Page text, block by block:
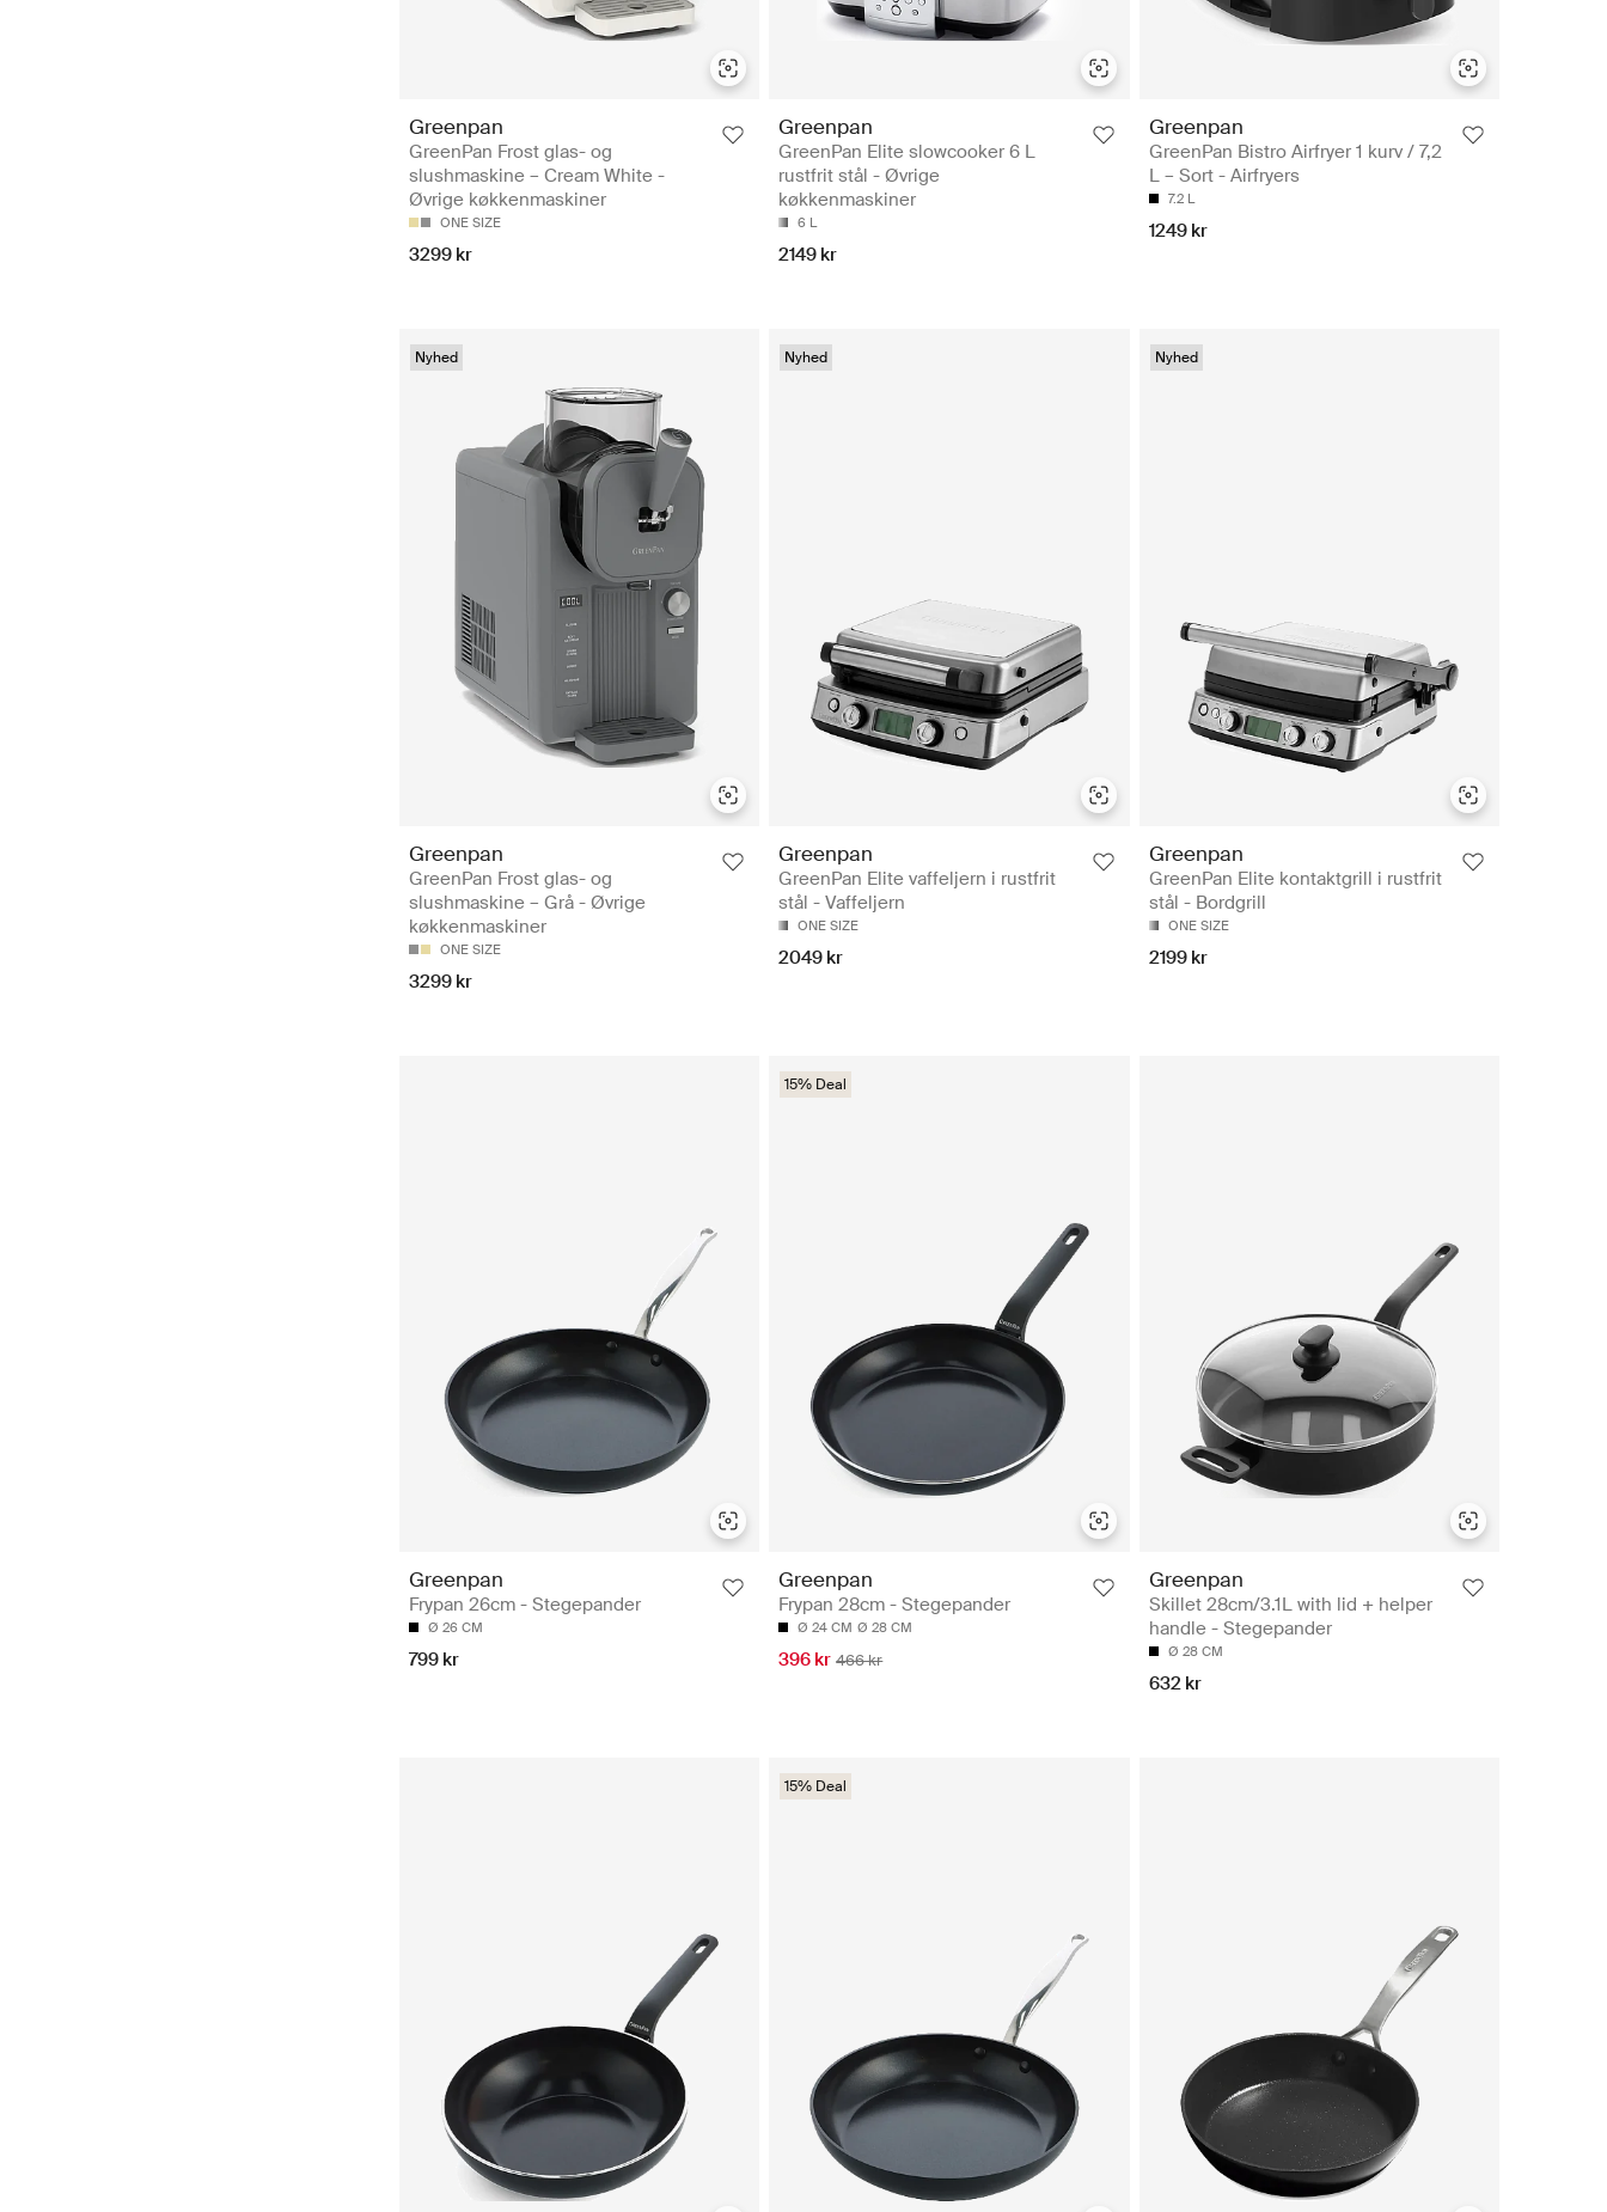
Greenpan
GreenPan Frost glas- og
slushmaskine – Cream White -
Øvrige køkkenmaskiner
ONE SIZE
3299 kr
Greenpan
GreenPan Elite slowcooker 6 L
rustfrit stål - Øvrige
køkkenmaskiner
6 L
2149 kr
Greenpan
GreenPan Bistro Airfryer 1 kurv / 7,2
L – Sort - Airfryers
7.2 L
1249 kr
Nyhed
Greenpan
GreenPan Frost glas- og
slushmaskine – Grå - Øvrige
køkkenmaskiner
ONE SIZE
3299 kr
Nyhed
Greenpan
GreenPan Elite vaffeljern i rustfrit
stål - Vaffeljern
ONE SIZE
2049 kr
Nyhed
Greenpan
GreenPan Elite kontaktgrill i rustfrit
stål - Bordgrill
ONE SIZE
2199 kr
Greenpan
Frypan 26cm - Stegepander
Ø 26 CM
799 kr
15% Deal
Greenpan
Frypan 28cm - Stegepander
Ø 24 CM Ø 28 CM
396 kr 466 kr
Greenpan
Skillet 28cm/3.1L with lid + helper
handle - Stegepander
Ø 28 CM
632 kr
15% Deal